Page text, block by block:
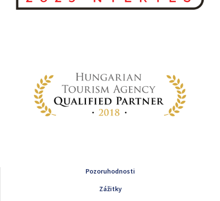
Pozoruhodnosti
Zážitky